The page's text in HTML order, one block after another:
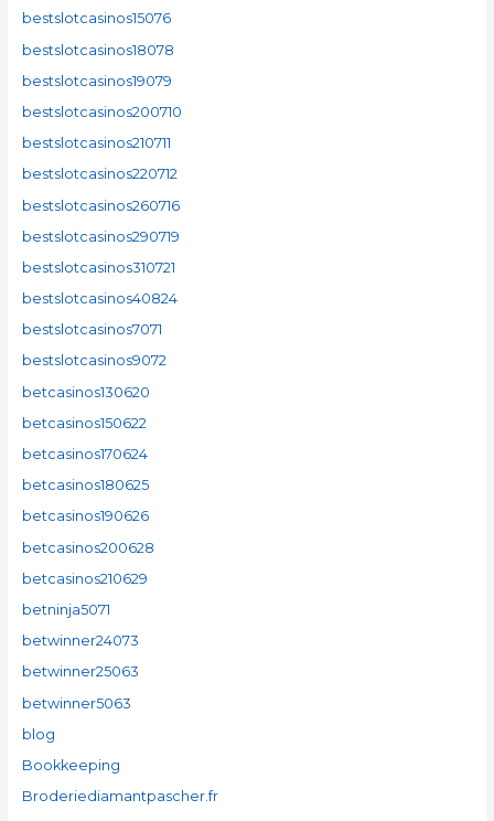
bestslotcasinos15076
bestslotcasinos18078
bestslotcasinos19079
bestslotcasinos200710
bestslotcasinos210711
bestslotcasinos220712
bestslotcasinos260716
bestslotcasinos290719
bestslotcasinos310721
bestslotcasinos40824
bestslotcasinos7071
bestslotcasinos9072
betcasinos130620
betcasinos150622
betcasinos170624
betcasinos180625
betcasinos190626
betcasinos200628
betcasinos210629
betninja5071
betwinner24073
betwinner25063
betwinner5063
blog
Bookkeeping
Broderiediamantpascher.fr